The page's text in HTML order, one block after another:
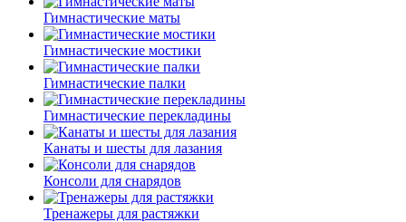
Гимнастические маты
Гимнастические мостики
Гимнастические палки
Гимнастические перекладины
Канаты и шесты для лазания
Консоли для снарядов
Тренажеры для растяжки